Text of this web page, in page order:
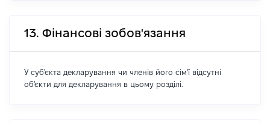
13. Фінансові зобов'язання
У суб'єкта декларування чи членів його сім'ї відсутні
об'єкти для декларування в цьому розділі.